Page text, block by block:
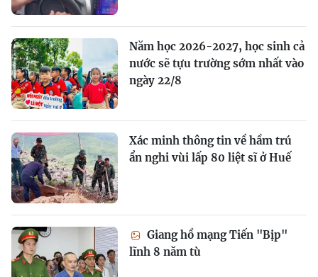
Năm học 2026-2027, học sinh cả
nước sẽ tựu trường sớm nhất vào
ngày 22/8
Xác minh thông tin về hầm trú
ẩn nghi vùi lấp 80 liệt sĩ ở Huế
Giang hồ mạng Tiến "Bịp"
lĩnh 8 năm tù